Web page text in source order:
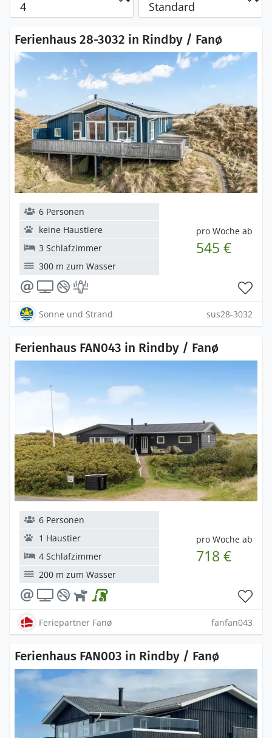
Ferienhaus 28-3032 in Rindby / Fanø
pro Woche ab
545 €
6 Personen
keine Haustiere
3 Schlafzimmer
300 m zum Wasser
Sonne und Strand sus28-3032
Ferienhaus FAN043 in Rindby / Fanø
pro Woche ab
718 €
6 Personen
1 Haustier
4 Schlafzimmer
200 m zum Wasser
Feriepartner Fanø fanfan043
Ferienhaus FAN003 in Rindby / Fanø